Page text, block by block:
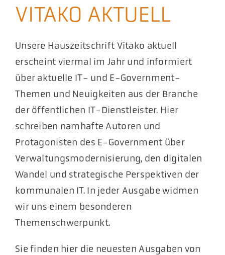
VITAKO AKTUELL
Unsere Hauszeitschrift Vitako aktuell
erscheint viermal im Jahr und informiert
über aktuelle IT- und E-Government-
Themen und Neuigkeiten aus der Branche
der öffentlichen IT-Dienstleister. Hier
schreiben namhafte Autoren und
Protagonisten des E-Government über
Verwaltungsmodernisierung, den digitalen
Wandel und strategische Perspektiven der
kommunalen IT. In jeder Ausgabe widmen
wir uns einem besonderen
Themenschwerpunkt.
Sie finden hier die neuesten Ausgaben von